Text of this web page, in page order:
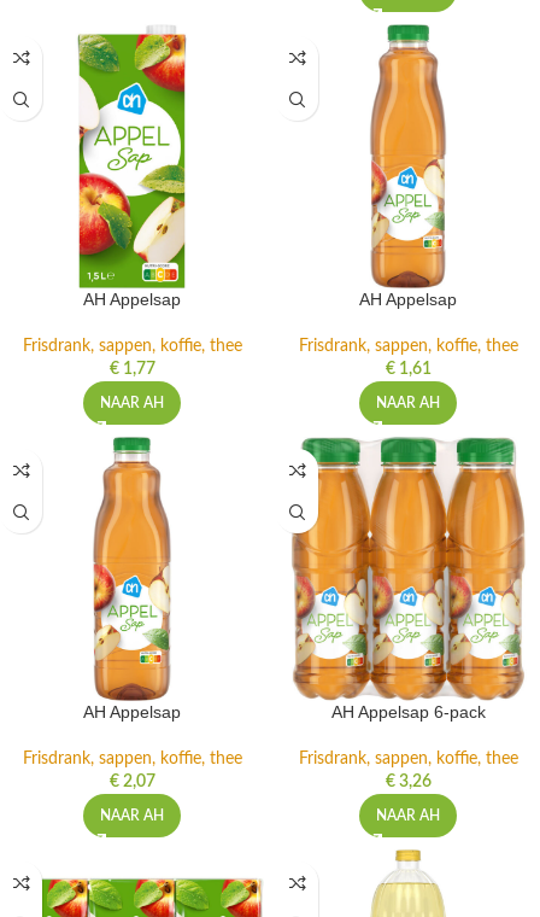
AH Appelsap
Frisdrank, sappen, koffie, thee
€1,77
NAAR AH
AH Appelsap
Frisdrank, sappen, koffie, thee
€1,61
NAAR AH
AH Appelsap
Frisdrank, sappen, koffie, thee
€2,07
NAAR AH
AH Appelsap 6-pack
Frisdrank, sappen, koffie, thee
€3,26
NAAR AH